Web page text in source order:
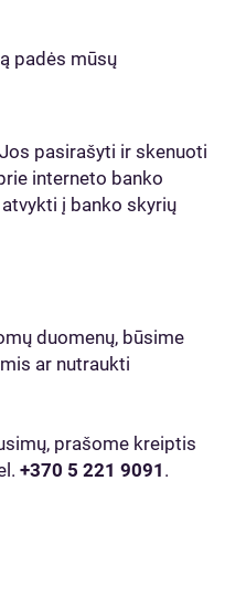
padės mūsų
pasirašyti ir skenuoti
interneto banko
į banko skyrių
duomenų, būsime
ar nutraukti
prašome kreiptis
+370 5 221 9091 .